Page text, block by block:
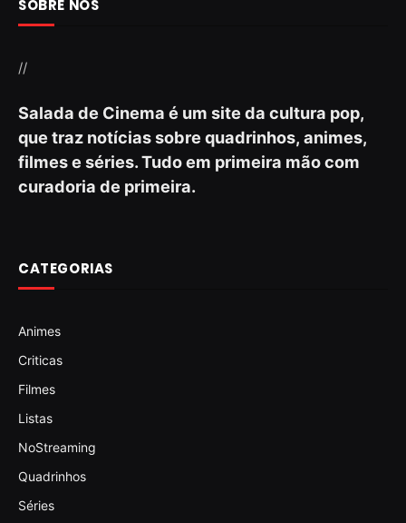
SOBRE NÓS
//
Salada de Cinema é um site da cultura pop,
que traz notícias sobre quadrinhos, animes,
filmes e séries. Tudo em primeira mão com
curadoria de primeira.
CATEGORIAS
Animes
Criticas
Filmes
Listas
NoStreaming
Quadrinhos
Séries